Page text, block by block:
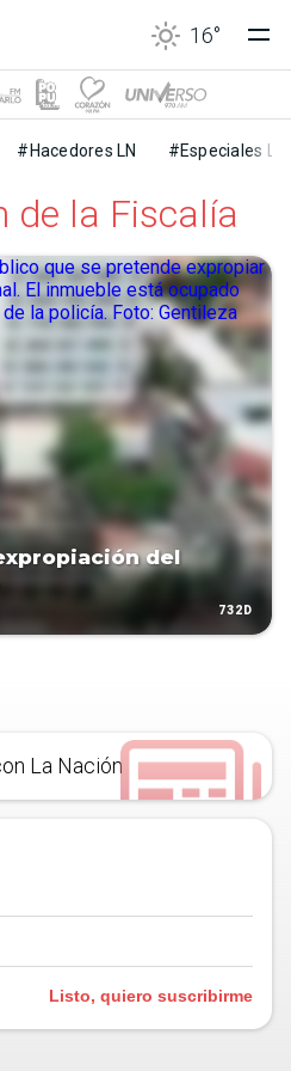
16°
#Hacedores LN #Especiales LN
de la Fiscalía
del
732D
La Nación
Listo, quiero suscribirme